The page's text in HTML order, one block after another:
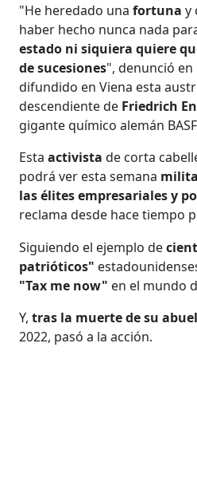
"He heredado unafortuna y
haber hecho nunca nada
estado ni siquiera quiere
de sucesiones", denunció
difundido en Viena esta
descendiente de Friedrich
gigante químico alemán
Estaactivista de corta
podrá ver esta semana
las élites empresariales y
reclama desde hace tiempo
Siguiendo el ejemplo de
patrióticos"
"Tax me now" en el mundo
Y,tras la muerte de su
2022, pasó a la acción.